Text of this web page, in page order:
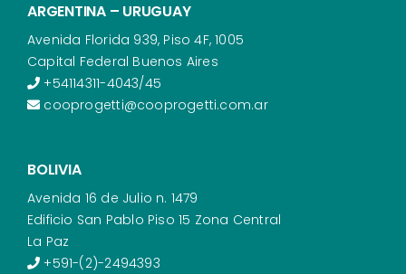
ARGENTINA – URUGUAY
Avenida Florida 939, Piso 4F, 1005
Capital Federal Buenos Aires
+54114311-4043/45
cooprogetti@cooprogetti.com.ar
BOLIVIA
Avenida 16 de Julio n. 1479
Edificio San Pablo Piso 15 Zona Central
La Paz
+591-(2)-2494393